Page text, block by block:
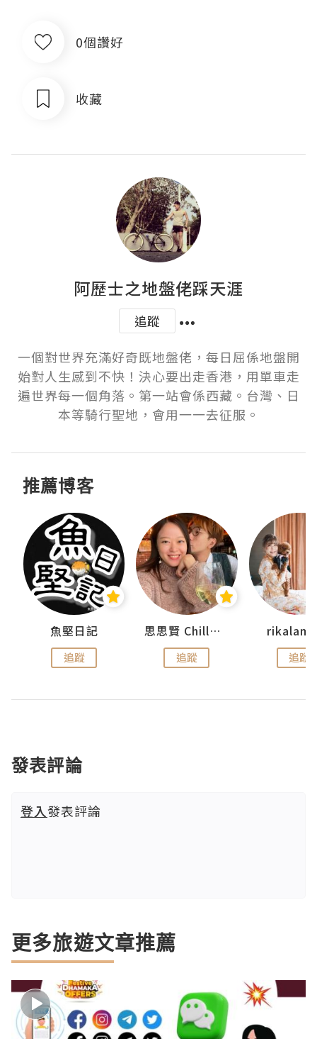
0個讚好
收藏
阿歷士之地盤佬踩天涯
追蹤
一個對世界充滿好奇既地盤佬，每日屈係地盤開
始對人生感到不快！決心要出走香港，用單車走
遍世界每一個角落。第一站會係西藏。台灣、日
本等騎行聖地，會用一一去征服。
推薦博客
魚堅日記
追蹤
思思賢 ChillMyBabe
追蹤 追蹤
發表評論
登入發表評論
更多旅遊文章推薦